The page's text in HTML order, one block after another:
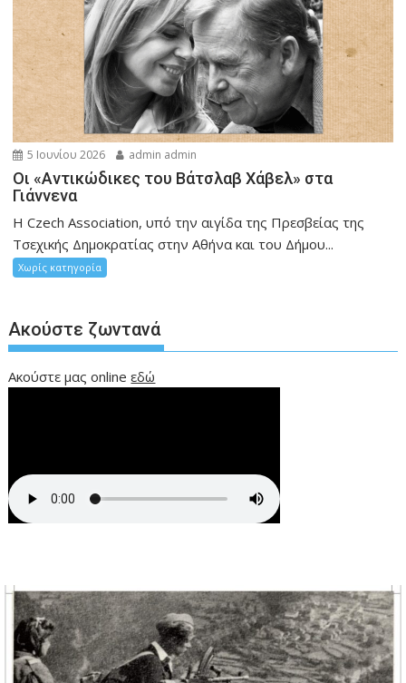
5 Ιουνίου 2026 admin admin
Οι «Αντικώδικες του Βάτσλαβ Χάβελ» στα
Γιάννενα
Η Czech Association, υπό την αιγίδα της Πρεσβείας της
Τσεχικής Δημοκρατίας στην Αθήνα και του Δήμου...
Χωρίς κατηγορία
Ακούστε ζωντανά
Ακούστε μας onlineεδώ